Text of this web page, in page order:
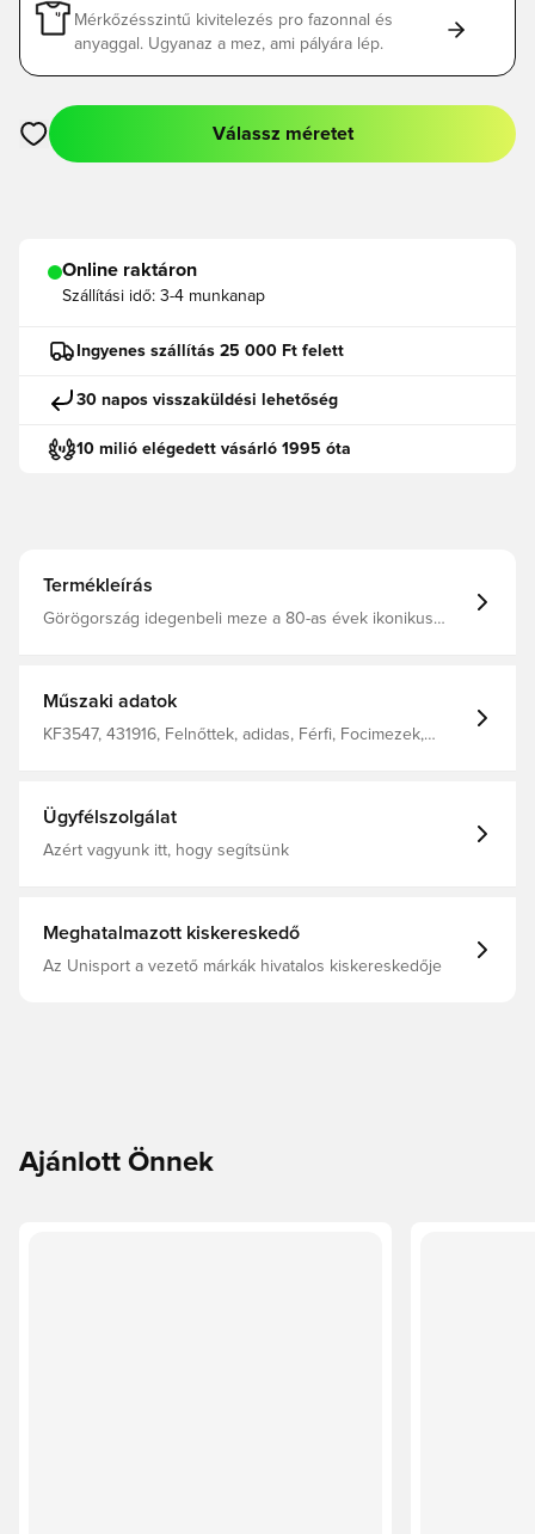
Mérkőzésszintű kivitelezés pro fazonnal és
anyaggal. Ugyanaz a mez, ami pályára lép.
Megnyit egy modált a bejelentkezéshez vagy a tagként való
Válassz méretet
Online raktáron
Szállítási idő: 3-4 munkanap
Ingyenes szállítás 25 000 Ft felett
30 napos visszaküldési lehetőség
10 milió elégedett vásárló 1995 óta
Termékleírás
Görögország idegenbeli meze a 80-as évek ikonikus
található, a szövetség centenáriumára emlékezve.
CLIMACOOL technológia Slim fit szabás 100%
Műszaki adatok
KF3547, 431916, Felnőttek, adidas, Férfi, Focimezek,
Ügyfélszolgálat
Azért vagyunk itt, hogy segítsünk
Meghatalmazott kiskereskedő
Az Unisport a vezető márkák hivatalos kiskereskedője
Ajánlott Önnek